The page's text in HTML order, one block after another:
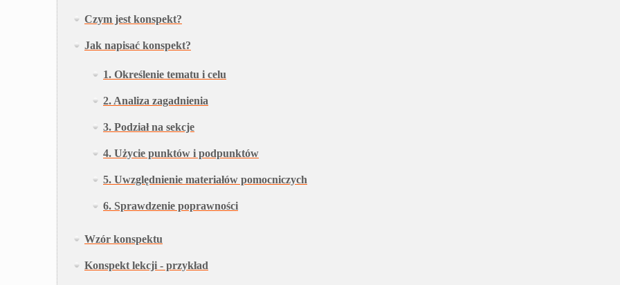
Czym jest konspekt?
Jak napisać konspekt?
1. Określenie tematu i celu
2. Analiza zagadnienia
3. Podział na sekcje
4. Użycie punktów i podpunktów
5. Uwzględnienie materiałów pomocniczych
6. Sprawdzenie poprawności
Wzór konspektu
Konspekt lekcji - przykład